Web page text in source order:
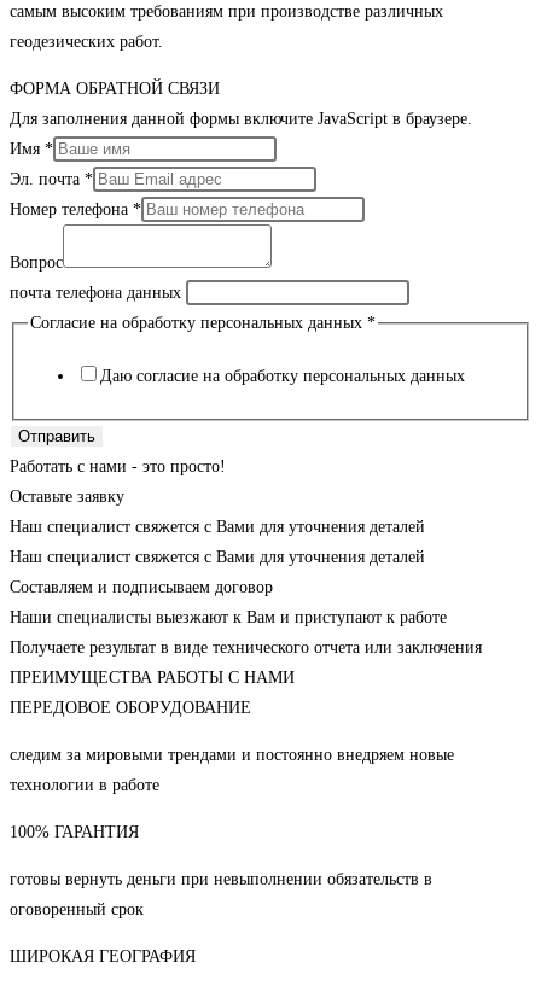
самым высоким требованиям при производстве различных
геодезических работ.
ФОРМА ОБРАТНОЙ СВЯЗИ
Для заполнения данной формы включите JavaScript в браузере.
Имя *
Эл. почта *
Номер телефона *
Вопрос
почта телефона данных
Согласие на обработку персональных данных *
Даю согласие на обработку персональных данных
Отправить
Работать с нами - это просто!
Оставьте заявку
Наш специалист свяжется с Вами для уточнения деталей
Наш специалист свяжется с Вами для уточнения деталей
Составляем и подписываем договор
Наши специалисты выезжают к Вам и приступают к работе
Получаете результат в виде технического отчета или заключения
ПРЕИМУЩЕСТВА РАБОТЫ С НАМИ
ПЕРЕДОВОЕ ОБОРУДОВАНИЕ
следим за мировыми трендами и постоянно внедряем новые
технологии в работе
100% ГАРАНТИЯ
готовы вернуть деньги при невыполнении обязательств в
оговоренный срок
ШИРОКАЯ ГЕОГРАФИЯ